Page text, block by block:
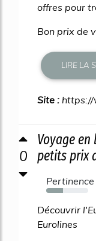
offres pour
Bon prix de
LIRE LA
Site :
0
Voyage en
petits prix
Pertinence
40%
Découvrir
Eurolines